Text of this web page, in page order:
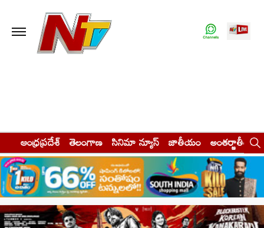
ఆంధ్రప్రదేశ్ తెలంగాణ సినిమా న్యూస్ జాతీయం అంతర్జాతీయం